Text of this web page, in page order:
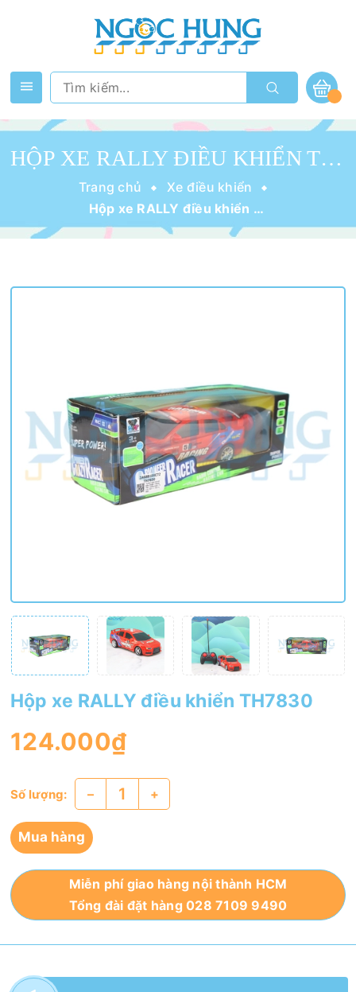
HỘP XE RALLY ĐIỀU KHIỂN TH7830
Trang chủ
Xe điều khiển
Hộp xe RALLY điều khiển TH7830
Hộp xe RALLY điều khiển TH7830
124.000₫
Số lượng: – +
Mua hàng
Miễn phí giao hàng nội thành HCM
Tổng đài đặt hàng 028 7109 9490